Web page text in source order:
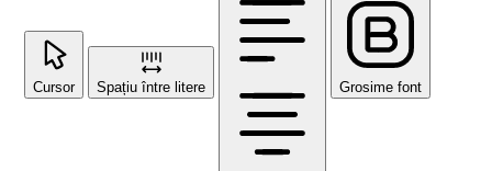
Cursor Spațiu între litere Grosime font